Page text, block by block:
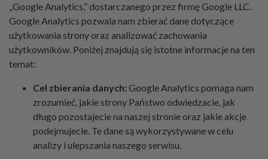
„Google Analytics,” dostarczanego przez firmę Google LLC.
Google Analytics pozwala nam zbierać dane dotyczące
użytkowania strony oraz analizować zachowania
użytkowników. Poniżej znajdują się istotne informacje na ten
temat:
Cel zbierania danych: Google Analytics pomaga nam
zrozumieć, jakie strony Państwo odwiedzacie, jak
długo pozostajecie na naszej stronie oraz jakie akcje
podejmujecie. Te dane są wykorzystywane w celu
analizy i ulepszania naszego serwisu.